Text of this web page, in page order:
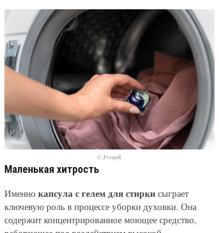
© Freepik
Маленькая хитрость
Именно капсула с гелем для стиркисыграет
ключевую роль в процессе уборки духовки. Она
содержит концентрированное моющее средство,